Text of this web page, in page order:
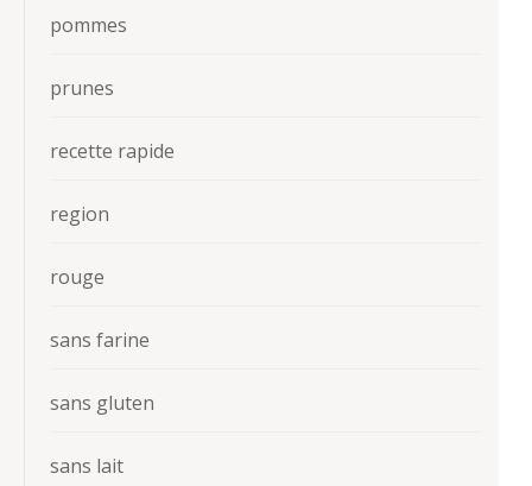
pommes
prunes
recette rapide
region
rouge
sans farine
sans gluten
sans lait